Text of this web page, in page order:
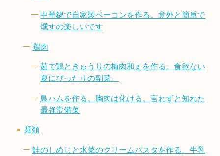
中華鍋で自家製ベーコンを作る。意外と簡単で
燻すの楽しいです
鶏肉
茹で鶏ときゅうりの梅肉和えを作る。食欲ない
夏にぴったりの副菜。
鳥ハムを作る。胸肉は化ける。言わずと知れた
最強常備菜
麺類
鮭のしめじと水菜のクリームパスタを作る。牛乳